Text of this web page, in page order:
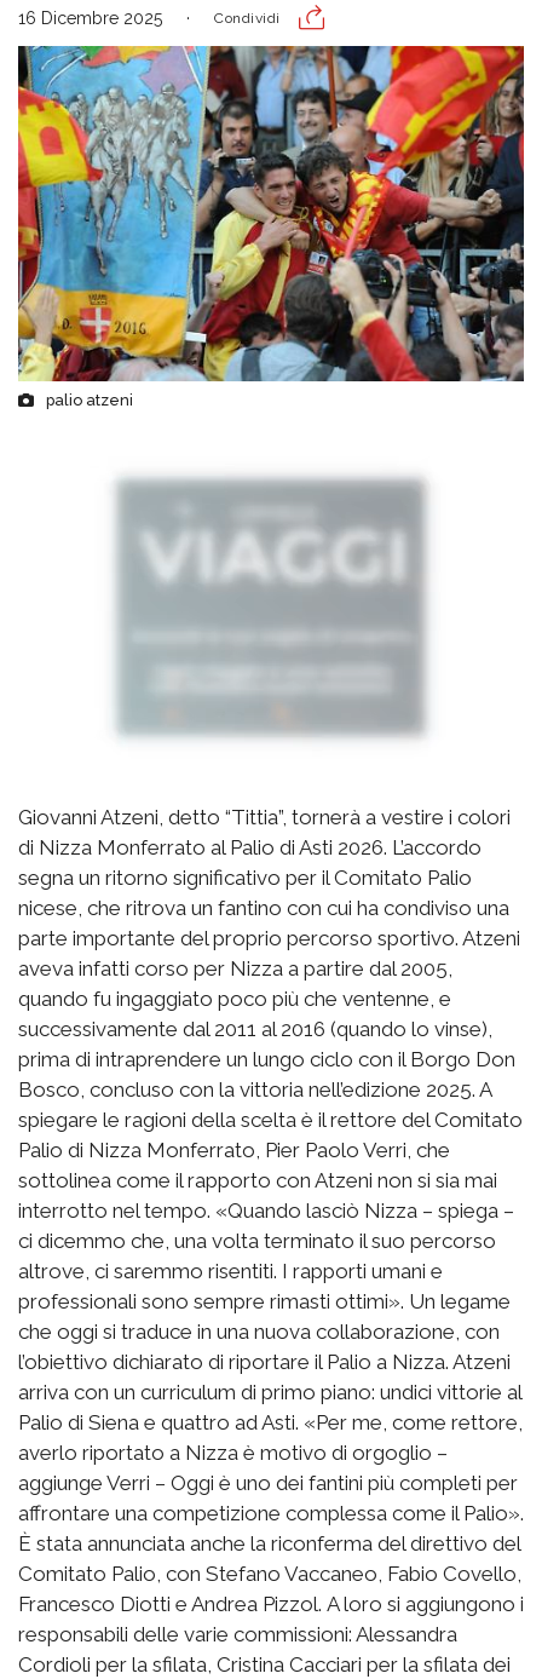
16 Dicembre 2025 Condividi
palio atzeni
Giovanni Atzeni, detto “Tittia”, tornerà a vestire i colori
di Nizza Monferrato al Palio di Asti 2026. L’accordo
segna un ritorno significativo per il Comitato Palio
nicese, che ritrova un fantino con cui ha condiviso una
parte importante del proprio percorso sportivo. Atzeni
aveva infatti corso per Nizza a partire dal 2005,
quando fu ingaggiato poco più che ventenne, e
successivamente dal 2011 al 2016 (quando lo vinse),
prima di intraprendere un lungo ciclo con il Borgo Don
Bosco, concluso con la vittoria nell’edizione 2025. A
spiegare le ragioni della scelta è il rettore del Comitato
Palio di Nizza Monferrato, Pier Paolo Verri, che
sottolinea come il rapporto con Atzeni non si sia mai
interrotto nel tempo. «Quando lasciò Nizza – spiega –
ci dicemmo che, una volta terminato il suo percorso
altrove, ci saremmo risentiti. I rapporti umani e
professionali sono sempre rimasti ottimi». Un legame
che oggi si traduce in una nuova collaborazione, con
l’obiettivo dichiarato di riportare il Palio a Nizza. Atzeni
arriva con un curriculum di primo piano: undici vittorie al
Palio di Siena e quattro ad Asti. «Per me, come rettore,
averlo riportato a Nizza è motivo di orgoglio –
aggiunge Verri – Oggi è uno dei fantini più completi per
affrontare una competizione complessa come il Palio».
È stata annunciata anche la riconferma del direttivo del
Comitato Palio, con Stefano Vaccaneo, Fabio Covello,
Francesco Diotti e Andrea Pizzol. A loro si aggiungono i
responsabili delle varie commissioni: Alessandra
Cordioli per la sfilata, Cristina Cacciari per la sfilata dei